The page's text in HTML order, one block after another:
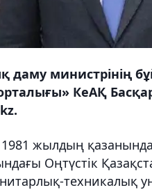
даму министрінің
КеАҚ
жылдың
Оңтүстік
техникалық